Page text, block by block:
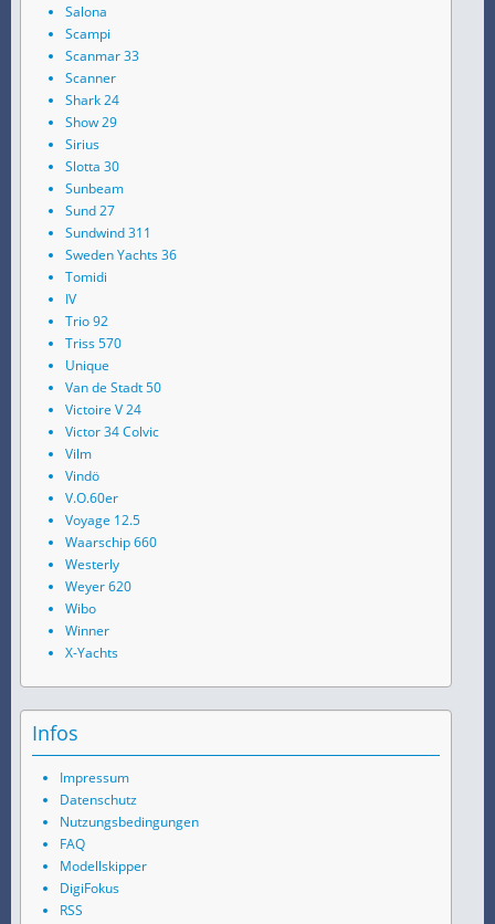
Salona
Scampi
Scanmar 33
Scanner
Shark 24
Show 29
Sirius
Slotta 30
Sunbeam
Sund 27
Sundwind 311
Sweden Yachts 36
Tomidi
IV
Trio 92
Triss 570
Unique
Van de Stadt 50
Victoire V 24
Victor 34 Colvic
Vilm
Vindö
V.O.60er
Voyage 12.5
Waarschip 660
Westerly
Weyer 620
Wibo
Winner
X-Yachts
Infos
Impressum
Datenschutz
Nutzungsbedingungen
FAQ
Modellskipper
DigiFokus
RSS